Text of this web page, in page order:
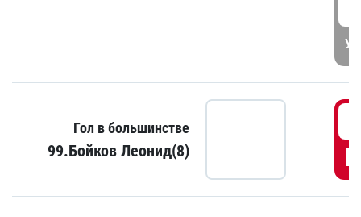
Гол в большинстве
99.Бойков Леонид(8)